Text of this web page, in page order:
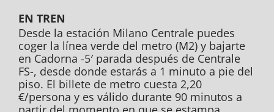
EN TREN
Desde la estación Milano Centrale puedes
coger la línea verde del metro (M2) y bajarte
en Cadorna -5′ parada después de Centrale
FS-, desde donde estarás a 1 minuto a pie del
piso. El billete de metro cuesta 2,20
€/persona y es válido durante 90 minutos a